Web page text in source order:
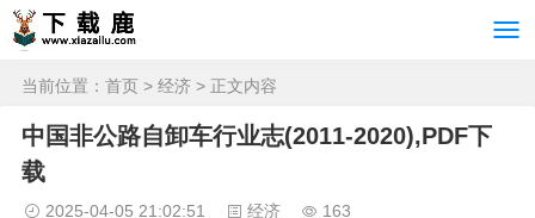
当前位置： 首页 > 经济 > 正文内容
中国非公路自卸车行业志(2011-2020),PDF下
载
2025-04-05 21:02:51 经济 163